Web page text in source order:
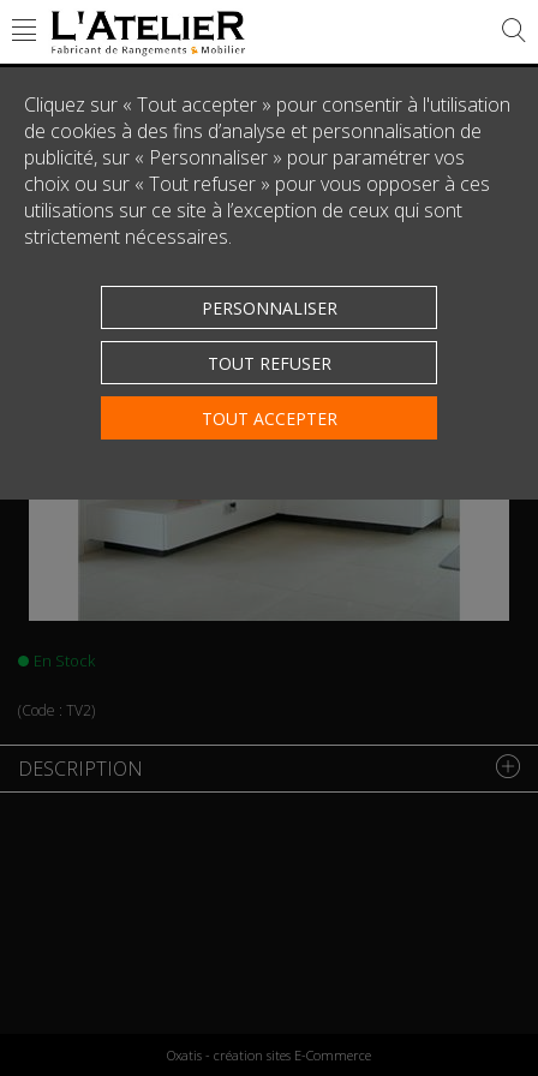
Meuble TV Medium Laqué Blanc
Touchez pour zoomer
En Stock
(Code : TV2)
DESCRIPTION
Cliquez sur « Tout accepter » pour consentir à l'utilisation
de cookies à des fins d’analyse et personnalisation de
publicité, sur « Personnaliser » pour paramétrer vos
choix ou sur « Tout refuser » pour vous opposer à ces
utilisations sur ce site à l’exception de ceux qui sont
strictement nécessaires.
PERSONNALISER
TOUT REFUSER
TOUT ACCEPTER
Oxatis - création sites E-Commerce